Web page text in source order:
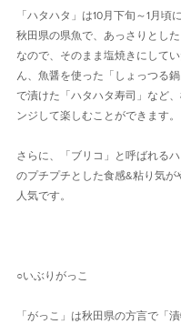
「ハタハタ」は10月下旬～1月頃
秋田県の県魚で、あっさりとし
なので、そのまま塩焼きにして
ん、魚醤を使った「しょっつる
で漬けた「ハタハタ寿司」など
ンジして楽しむことができます。
さらに、「ブリコ」と呼ばれる
のプチプチとした食感&粘り気が
人気です。
○いぶりがっこ
「がっこ」は秋田県の方言で「